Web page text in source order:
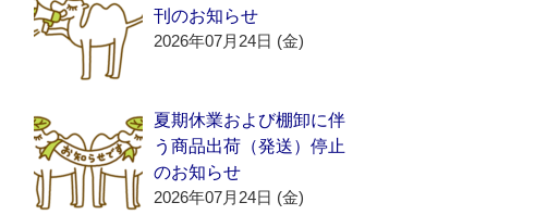
刊のお知らせ
2026年07月24日 (金)
夏期休業および棚卸に伴
う商品出荷（発送）停止
のお知らせ
2026年07月24日 (金)